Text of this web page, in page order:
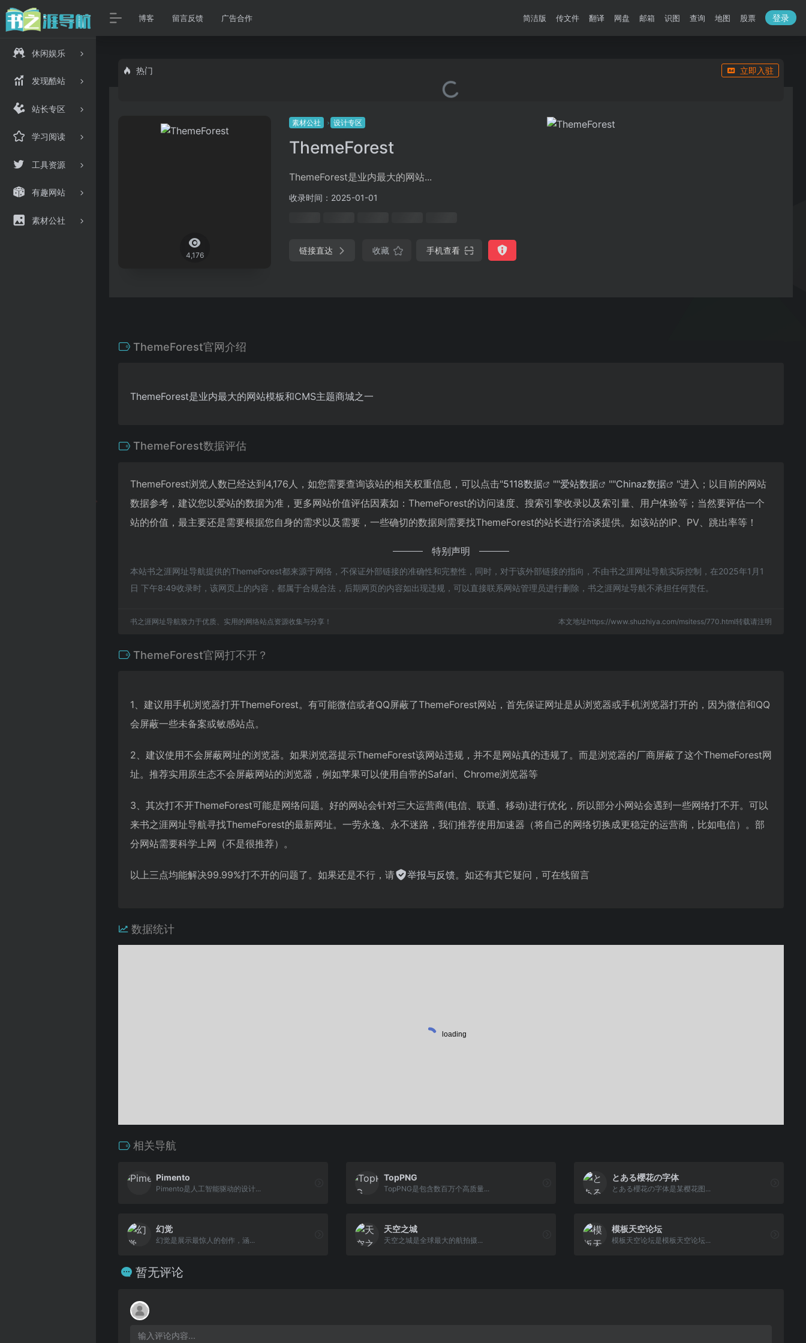
休闲娱乐
发现酷站
站长专区
学习阅读
工具资源
有趣网站
素材公社
博客 留言反馈 广告合作 简洁版 传文件 翻译 网盘 邮箱 识图 查询 地图 股票 登录
热门 立即入驻
4,176
素材公社 设计专区
ThemeForest
ThemeForest是业内最大的网站...
收录时间：2025-01-01
链接直达 收藏 手机查看
ThemeForest官网介绍
ThemeForest是业内最大的网站模板和CMS主题商城之一
ThemeForest数据评估
ThemeForest浏览人数已经达到4,176人，如您需要查询该站的相关权重信息，可以点击"5118数据 ""爱站数据 ""Chinaz数据
"进入；以目前的网站
数据参考，建议您以爱站的数据为准，更多网站价值评估因素如：ThemeForest的访问速度、搜索引擎收录以及索引量、用户体验等；当然要评估一个
站的价值，最主要还是需要根据您自身的需求以及需要，一些确切的数据则需要找ThemeForest的站长进行洽谈提供。如该站的IP、PV、跳出率等！
特别声明
本站书之涯网址导航提供的ThemeForest都来源于网络，不保证外部链接的准确性和完整性，同时，对于该外部链接的指向，不由书之涯网址导航实际控制，在2025年1月1
日 下午8:49收录时，该网页上的内容，都属于合规合法，后期网页的内容如出现违规，可以直接联系网站管理员进行删除，书之涯网址导航不承担任何责任。
书之涯网址导航致力于优质、实用的网络站点资源收集与分享！ 本文地址https://www.shuzhiya.com/msitess/770.html转载请注明
ThemeForest官网打不开？
1、建议用手机浏览器打开ThemeForest。有可能微信或者QQ屏蔽了ThemeForest网站，首先保证网址是从浏览器或手机浏览器打开的，因为微信和QQ
会屏蔽一些未备案或敏感站点。
2、建议使用不会屏蔽网址的浏览器。如果浏览器提示ThemeForest该网站违规，并不是网站真的违规了。而是浏览器的厂商屏蔽了这个ThemeForest网
址。推荐实用原生态不会屏蔽网站的浏览器，例如苹果可以使用自带的Safari、Chrome浏览器等
3、其次打不开ThemeForest可能是网络问题。好的网站会针对三大运营商(电信、联通、移动)进行优化，所以部分小网站会遇到一些网络打不开。可以
来书之涯网址导航寻找ThemeForest的最新网址。一劳永逸、永不迷路，我们推荐使用加速器（将自己的网络切换成更稳定的运营商，比如电信）。部
分网站需要科学上网（不是很推荐）。
以上三点均能解决99.99%打不开的问题了。如果还是不行，请 举报与反馈。如还有其它疑问，可在线留言
数据统计
相关导航
Pimento
Pimento是人工智能驱动的设计...
TopPNG
TopPNG是包含数百万个高质量...
とある櫻花の字体
とある櫻花の字体是某樱花图...
幻觉
幻觉是展示最惊人的创作，涵...
天空之城
天空之城是全球最大的航拍摄...
模板天空论坛
模板天空论坛是模板天空论坛...
暂无评论